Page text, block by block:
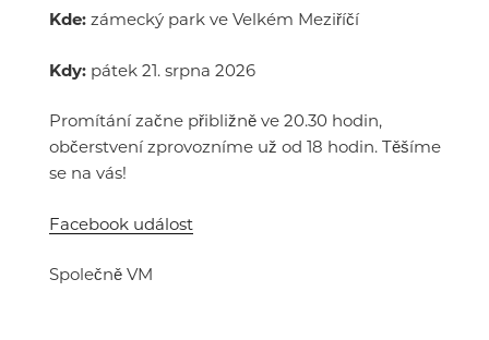
Kde: zámecký park ve Velkém Meziříčí
Kdy: pátek 21. srpna 2026
Promítání začne přibližně ve 20.30 hodin,
občerstvení zprovozníme už od 18 hodin. Těšíme
se na vás!
Facebook událost
Společně VM